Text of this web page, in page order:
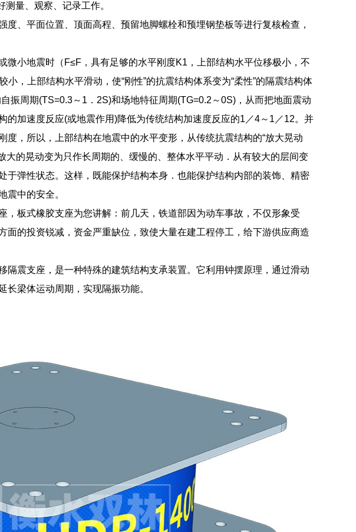
量、观察、记录工作。
、平面位置、顶面高程、预留地脚螺栓和预埋钢垫板等进行复核检查，
微小地震时（F≤F，具有足够的水平刚度K1，上部结构水平位移极小，不
，上部结构水平滑动，使“刚性”的抗震结构体系变为“柔性”的隔震结构体
振周期(TS=0.3～1．2S)和场地特征周期(TG=0.2～0S)，从而把地面震动
加速度反应(或地震作用)降低为传统结构加速度反应的1／4～1／12。并
，所以，上部结构在地震中的水平变形，从传统抗震结构的“放大晃动
大的晃动变为只作长周期的、缓慢的、整体水平平动．从有较大的层间变
弹性状态。这样，既能保护结构本身．也能保护结构内部的装饰、精密
震中的安全。
，板式橡胶支座为您讲解：前几天，铁道部因为动车事故，不仅形象受
的投资锐减，资金严重缺位，致使大量在建工程停工，给下游供应商造
隔震支座，是一种特殊的建筑结构支承装置。它利用钟摆原理，通过滑动
梁体运动周期，实现隔振功能。